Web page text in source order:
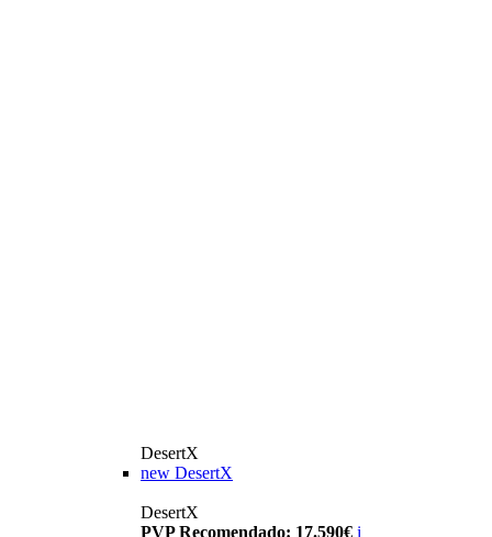
DesertX
new DesertX
DesertX
PVP Recomendado: 17.590€ i